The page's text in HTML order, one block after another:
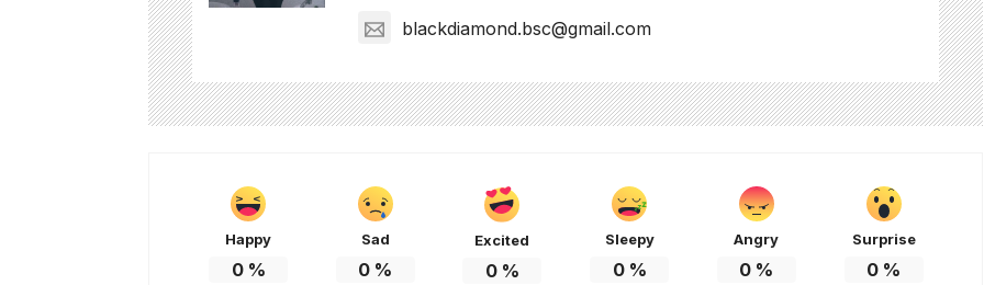
blackdiamond.bsc@gmail.com
Happy
0%
Sad
0 %
Excited
0%
Sleepy
0%
Angry
0 %
Surprise
0 %